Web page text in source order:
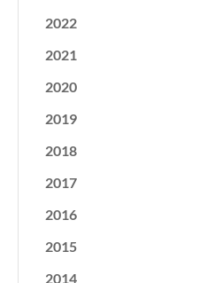
2022
2021
2020
2019
2018
2017
2016
2015
2014